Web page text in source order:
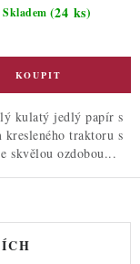
Skladem (24 ks)
kulatý jedlý papír s
kresleného traktoru s
skvělou ozdobou...